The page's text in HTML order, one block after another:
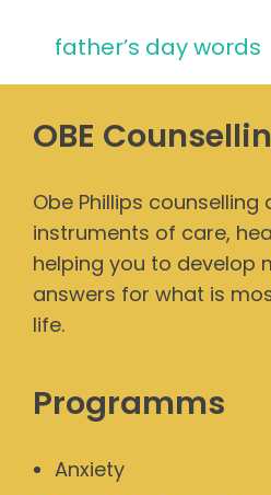
father’s day words
OBE
Obe Phillips counselling
instruments of care,
helping you to develop
answers for what is
life.
Programms
Anxiety